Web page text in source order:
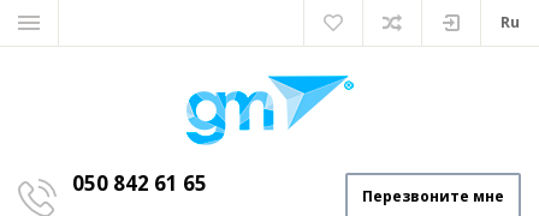
Ru
050 842 61 65 Перезвоните мне